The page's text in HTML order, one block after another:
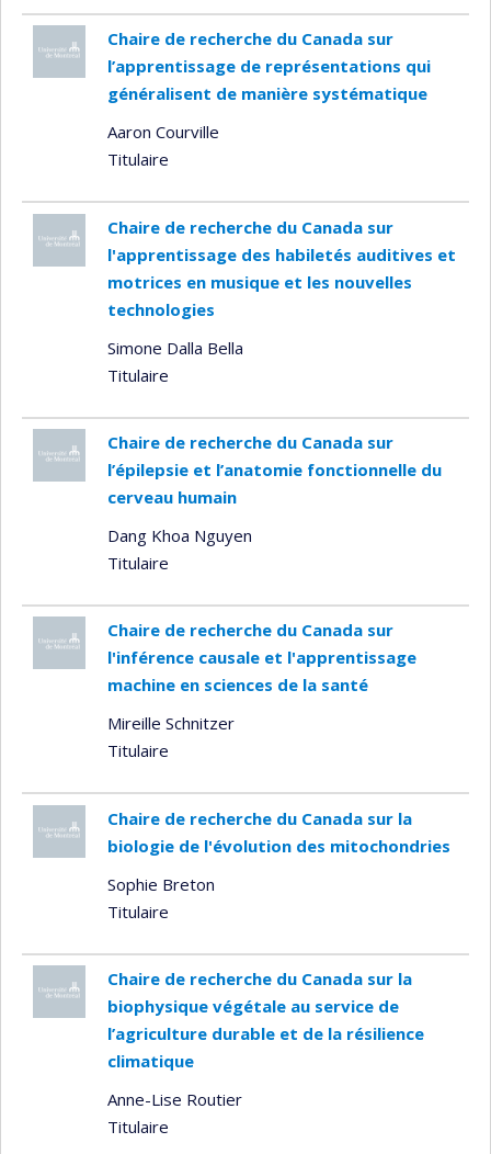
Chaire de recherche du Canada sur
l’apprentissage de représentations qui
généralisent de manière systématique
Aaron Courville
Titulaire
Chaire de recherche du Canada sur
l'apprentissage des habiletés auditives et
motrices en musique et les nouvelles
technologies
Simone Dalla Bella
Titulaire
Chaire de recherche du Canada sur
l’épilepsie et l’anatomie fonctionnelle du
cerveau humain
Dang Khoa Nguyen
Titulaire
Chaire de recherche du Canada sur
l'inférence causale et l'apprentissage
machine en sciences de la santé
Mireille Schnitzer
Titulaire
Chaire de recherche du Canada sur la
biologie de l'évolution des mitochondries
Sophie Breton
Titulaire
Chaire de recherche du Canada sur la
biophysique végétale au service de
l’agriculture durable et de la résilience
climatique
Anne-Lise Routier
Titulaire